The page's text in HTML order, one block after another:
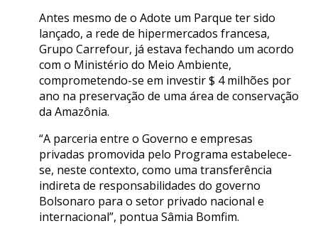
Antes mesmo de o Adote um Parque ter sido
lançado, a rede de hipermercados francesa,
Grupo Carrefour, já estava fechando um acordo
com o Ministério do Meio Ambiente,
comprometendo-se em investir $ 4 milhões por
ano na preservação de uma área de conservação
da Amazônia.
“A parceria entre o Governo e empresas
privadas promovida pelo Programa estabelece-
se, neste contexto, como uma transferência
indireta de responsabilidades do governo
Bolsonaro para o setor privado nacional e
internacional”, pontua Sâmia Bomfim.